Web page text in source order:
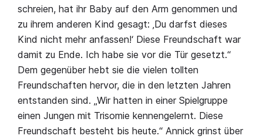
schreien, hat ihr Baby auf den Arm genommen und
zu ihrem anderen Kind gesagt: ‚Du darfst dieses
Kind nicht mehr anfassen!‘ Diese Freundschaft war
damit zu Ende. Ich habe sie vor die Tür gesetzt.“
Dem gegenüber hebt sie die vielen tollten
Freundschaften hervor, die in den letzten Jahren
entstanden sind. „Wir hatten in einer Spielgruppe
einen Jungen mit Trisomie kennengelernt. Diese
Freundschaft besteht bis heute.“ Annick grinst über